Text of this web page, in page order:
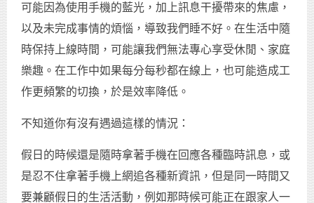
可能因為使用手機的藍光，加上訊息干擾帶來的焦慮，
以及未完成事情的煩惱，導致我們睡不好。在生活中隨
時保持上線時間，可能讓我們無法專心享受休閒、家庭
樂趣。在工作中如果每分每秒都在線上，也可能造成工
作更頻繁的切換，於是效率降低。
不知道你有沒有遇過這樣的情況：
假日的時候還是隨時拿著手機在回應各種臨時訊息，或
是忍不住拿著手機上網追各種新資訊，但是同一時間又
要兼顧假日的生活活動，例如那時候可能正在跟家人一